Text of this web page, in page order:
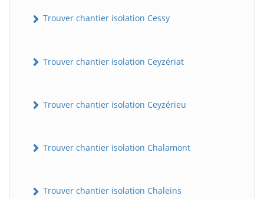
Trouver chantier isolation Cessy
Trouver chantier isolation Ceyzériat
Trouver chantier isolation Ceyzérieu
Trouver chantier isolation Chalamont
Trouver chantier isolation Chaleins